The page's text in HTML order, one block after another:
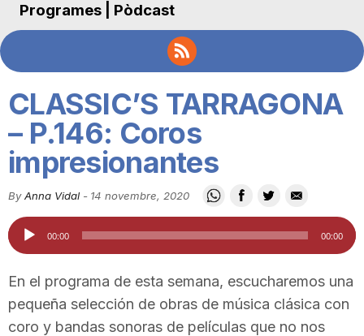
d
o
C
u
t
Programes | Pòdcast
CLASSIC’S TARRAGONA
– P.146: Coros
impresionantes
By Anna Vidal - 14 novembre, 2020
Reproductor
d'àudio
00:00 00:00
En el programa de esta semana, escucharemos una
pequeña selección de obras de música clásica con
coro y bandas sonoras de películas que no nos